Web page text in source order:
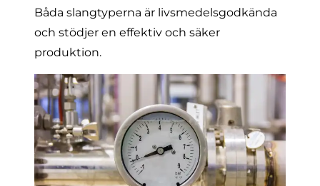
Båda slangtyperna är livsmedelsgodkända
och stödjer en effektiv och säker
produktion.